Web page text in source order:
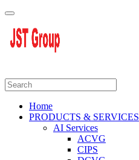
Home
PRODUCTS & SERVICES
AI Services
ACVG
CIPS